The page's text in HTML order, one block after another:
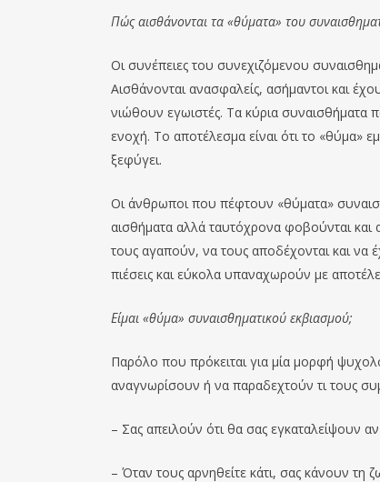
Πώς αισθάνονται τα «θύματα» του
Οι συνέπειες του συνεχιζόμενου
Αισθάνονται ανασφαλείς, ασήμαντοι και
νιώθουν εγωιστές. Τα κύρια συναισθήματα
ενοχή. Το αποτέλεσμα είναι ότι το «θύμα»
ξεφύγει.
Οι άνθρωποι που πέφτουν «θύματα»
αισθήματα αλλά ταυτόχρονα φοβούνται
τους αγαπούν, να τους αποδέχονται και να
πιέσεις και εύκολα υπαναχωρούν με
Είμαι «θύμα» συναισθηματικού εκβιασμού;
Παρόλο που πρόκειται για μία μορφή
αναγνωρίσουν ή να παραδεχτούν τι τους
– Σας απειλούν ότι θα σας εγκαταλείψουν
– Όταν τους αρνηθείτε κάτι, σας κάνουν τη